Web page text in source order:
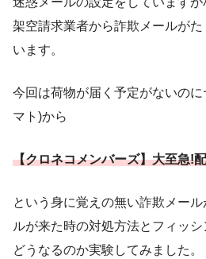
架空請求業者から詐欺メールが
います。
今回は荷物が届く予定がないの
マト)から
【クロネコメンバーズ】大至急!
という身に覚えの無い詐欺メー
ルが来た時の対処方法とフィッ
どうなるのか実験してみました。